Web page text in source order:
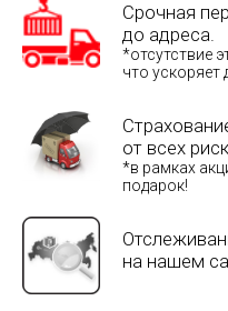
Срочная
до адреса.
*отсутствие
что ускоряет
от всех
*в рамках
подарок!
на нашем